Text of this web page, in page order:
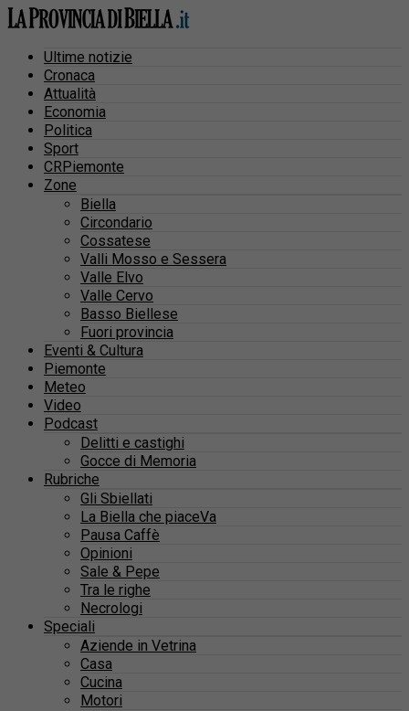
Ultime notizie
Cronaca
Attualità
Economia
Politica
Sport
CRPiemonte
Zone
Biella
Circondario
Cossatese
Valli Mosso e Sessera
Valle Elvo
Valle Cervo
Basso Biellese
Fuori provincia
Eventi & Cultura
Piemonte
Meteo
Video
Podcast
Delitti e castighi
Gocce di Memoria
Rubriche
Gli Sbiellati
La Biella che piaceVa
Pausa Caffè
Opinioni
Sale & Pepe
Tra le righe
Necrologi
Speciali
Aziende in Vetrina
Casa
Cucina
Motori